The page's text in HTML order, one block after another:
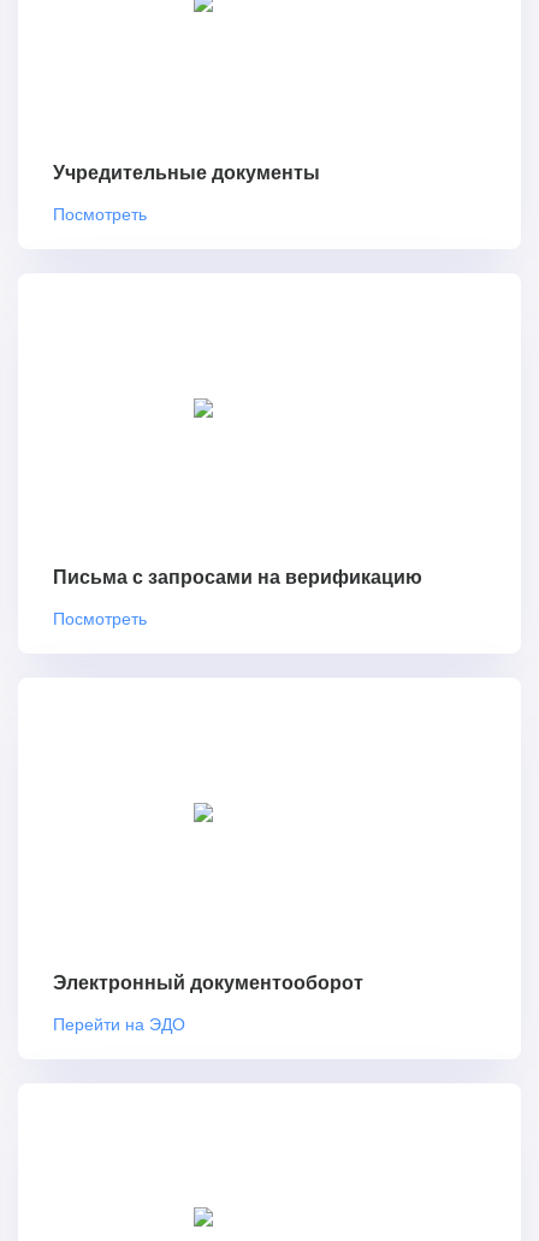
Учредительные документы
Посмотреть
Письма с запросами на верификацию
Посмотреть
Электронный документооборот
Перейти на ЭДО